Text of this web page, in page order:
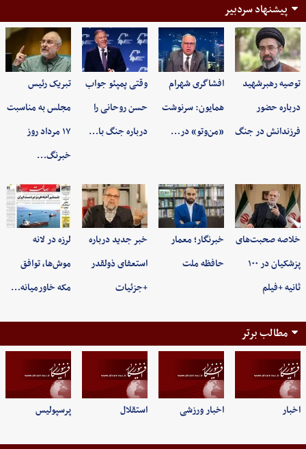
پیشنهاد سردبیر
توصیه رهبرشهید
درباره حضور
فرزندانش در جنگ
افشاگری شهرام
همایون: سرنوشت
«من‌وتو» در…
وقتی پمپئو جواب
حسن روحانی را
درباره جنگ با…
تبریک رئیس
مجلس به مناسبت
۱۷ مرداد روز
خبرنگ…
خلاصه صحبت‌های
پزشکیان در ۱۰۰
ثانیه +فیلم
خبرنگار؛ معمار
حافظه ملت
خبر جدید درباره
استعفای ذولقدر
+جزئیات
لرزه در لانه
موش‌ها، توافق
مکه خاورمیانه…
مطالب برتر
اخبار اخبار ورزشی استقلال پرسپولیس